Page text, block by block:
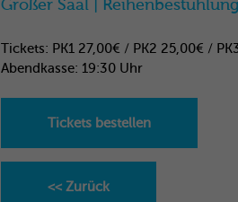
Großer Saal |
Tickets: PK1 27,00€ / PK2 25,00€ /
Abendkasse: 19:30 Uhr
Tickets bestellen
<< Zurück